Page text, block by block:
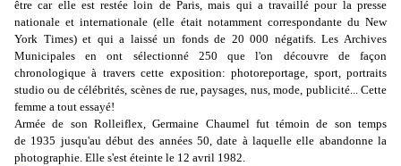
être car elle est restée loin de Paris, mais qui a travaillé pour la presse
nationale et internationale (elle était notamment correspondante du New
York Times) et qui a laissé un fonds de 20 000 négatifs. Les Archives
Municipales en ont sélectionné 250 que l'on découvre de façon
chronologique à travers cette exposition: photoreportage, sport, portraits
studio ou de célébrités, scènes de rue, paysages, nus, mode, publicité... Cette
femme a tout essayé!
Armée de son Rolleiflex, Germaine Chaumel fut témoin de son temps
de 1935 jusqu'au début des années 50, date à laquelle elle abandonne la
photographie. Elle s'est éteinte le 12 avril 1982.